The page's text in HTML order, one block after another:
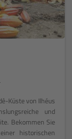
Küste von Ilhéus
und
Bekommen Sie
historischen